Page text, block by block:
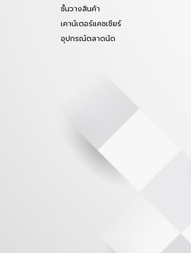
ชั้นวางสินค้า
เคาน์เตอร์แคชเชียร์
อุปกรณ์ตลาดนัด